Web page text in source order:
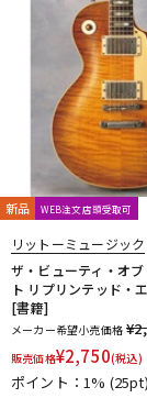
PICK PUNCH
POWERbreathe
Providence
Rattlesnake Cable
Reunion Blues
Rick Rock Picks
RIO GRANDE
ROCHE-THOMAS
ROTO SOUND
S-U
S.Yairi
Schaller
Scorelay Japan
Seymour Duncan
SILENT PICK
SIT
新品 WEB注文店頭受取可
リットーミュージック
ザ・ビューティ・オ
ト リプリンテッド・
[書籍]
メーカー希望小売価格
販売価格¥2,750(税込)
ポイント：1% (25pt)